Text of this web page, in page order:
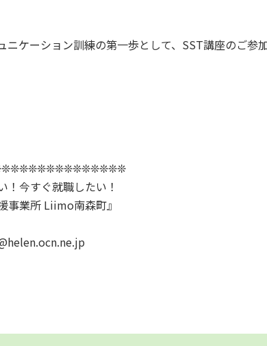
ケーション訓練の第一歩として、SST講座のご参
！今すぐ就職したい！
事業所 Liimo南森町』